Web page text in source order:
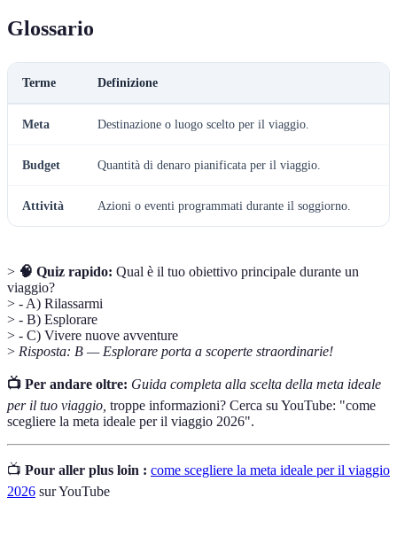
Glossario
Terme Definizione
Meta Destinazione o luogo scelto per il viaggio.
Budget Quantità di denaro pianificata per il viaggio.
Attività Azioni o eventi programmati durante il soggiorno.
> 🧠 Quiz rapido: Qual è il tuo obiettivo principale durante un
viaggio?
> - A) Rilassarmi
> - B) Esplorare
> - C) Vivere nuove avventure
> Risposta: B — Esplorare porta a scoperte straordinarie!
📺 Per andare oltre: Guida completa alla scelta della meta ideale
per il tuo viaggio, troppe informazioni? Cerca su YouTube: "come
scegliere la meta ideale per il viaggio 2026".
📺 Pour aller plus loin : come scegliere la meta ideale per il viaggio
2026 sur YouTube